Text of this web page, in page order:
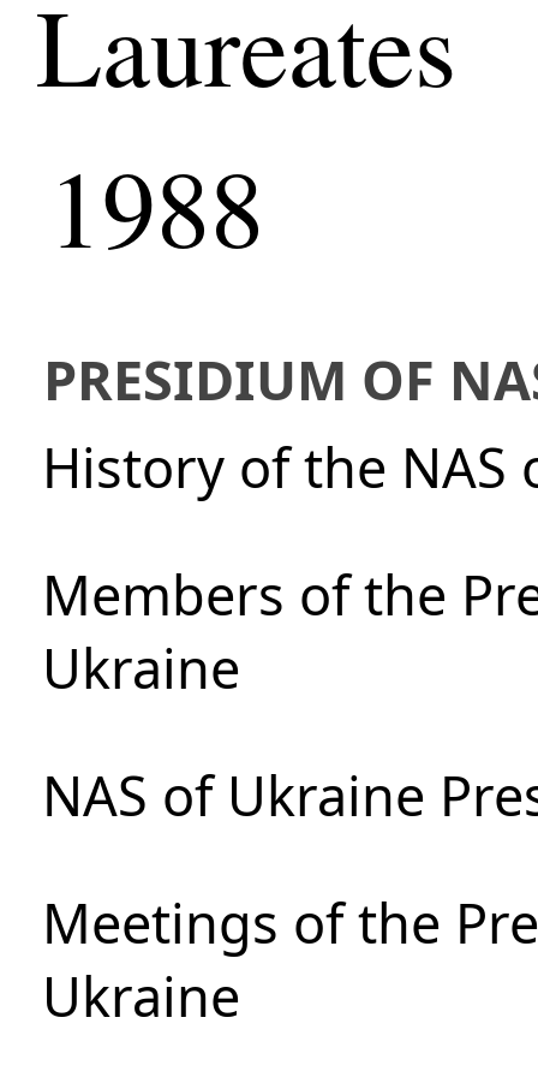
Laureates
1988
PRESIDIUM OF
History of the NAS
Members of the
Ukraine
NAS of Ukraine
Meetings of the
Ukraine